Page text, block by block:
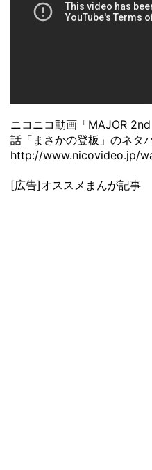
ニコニコ動画「MAJOR
話「まさかの登板」のネタバ
http://www.nicovideo.jp/
[広告]オススメまんが記事